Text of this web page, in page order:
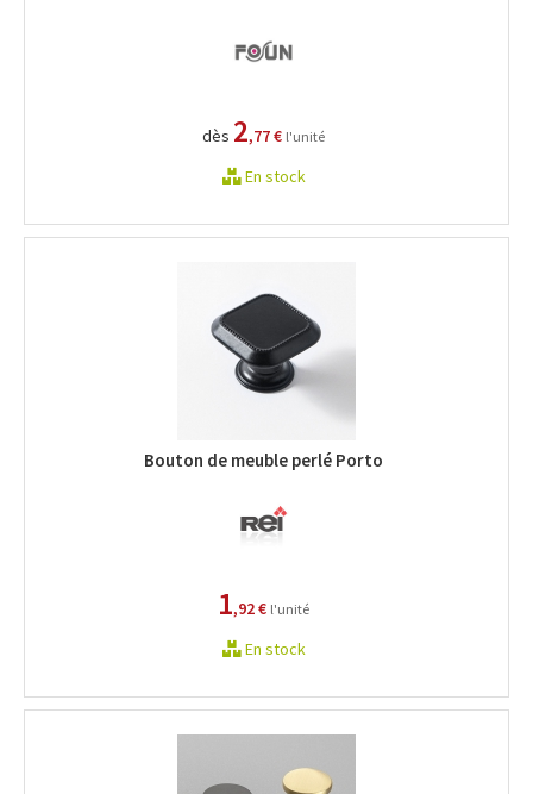
dès 2,77 € l'unité
En stock
Bouton de meuble perlé Porto
1,92 € l'unité
En stock